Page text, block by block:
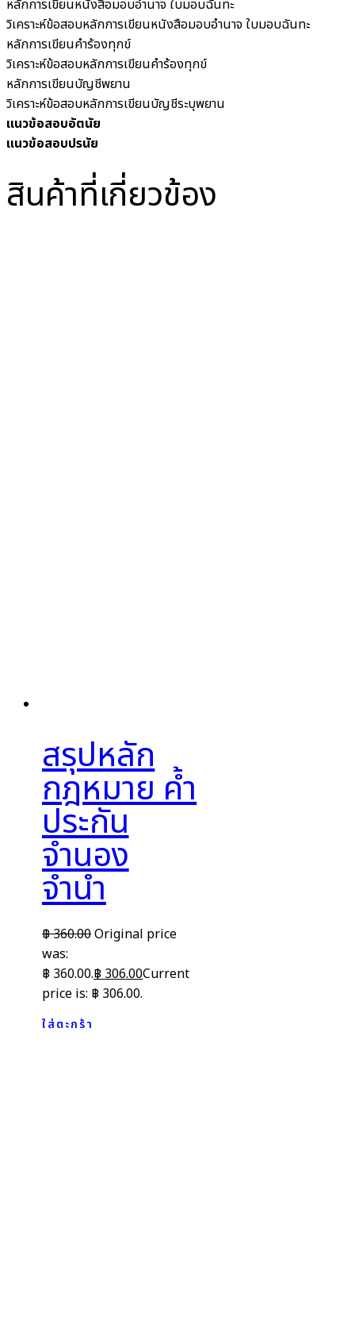
หลักการเขียนหนังสือมอบอำนาจ ใบมอบฉันทะ
วิเคราะห์ข้อสอบหลักการเขียนหนังสือมอบอำนาจ ใบมอบฉันทะ
หลักการเขียนคำร้องทุกข์
วิเคราะห์ข้อสอบหลักการเขียนคำร้องทุกข์
หลักการเขียนบัญชีพยาน
วิเคราะห์ข้อสอบหลักการเขียนบัญชีระบุพยาน
แนวข้อสอบอัตนัย
แนวข้อสอบปรนัย
สินค้าที่เกี่ยวข้อง
สรุปหลัก
กฎหมาย ค้ำ
ประกัน
จำนอง
จำนำ
฿360.00Original price
was:
฿ 360.00.฿306.00Current
price is: ฿ 306.00.
ใส่ตะกร้า